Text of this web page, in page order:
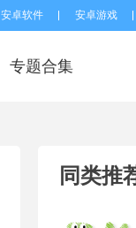
安卓软件 安卓游戏
专题合集
同类推